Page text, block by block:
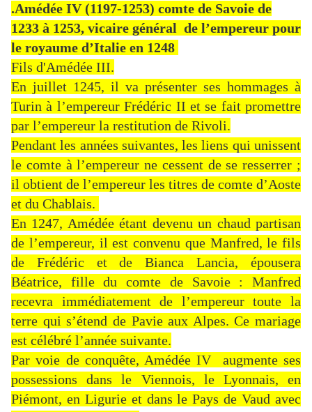
.Amédée IV (1197-1253) comte de Savoie de
1233 à 1253, vicaire général de l’empereur pour
le royaume d’Italie en 1248
Fils d'Amédée III.
En juillet 1245, il va présenter ses hommages à
Turin à l’empereur Frédéric II et se fait promettre
par l’empereur la restitution de Rivoli.
Pendant les années suivantes, les liens qui unissent
le comte à l’empereur ne cessent de se resserrer ;
il obtient de l’empereur les titres de comte d’Aoste
et du Chablais.
En 1247, Amédée étant devenu un chaud partisan
de l’empereur, il est convenu que Manfred, le fils
de Frédéric et de Bianca Lancia, épousera
Béatrice, fille du comte de Savoie : Manfred
recevra immédiatement de l’empereur toute la
terre qui s’étend de Pavie aux Alpes. Ce mariage
est célébré l’année suivante.
Par voie de conquête, Amédée IV augmente ses
possessions dans le Viennois, le Lyonnais, en
Piémont, en Ligurie et dans le Pays de Vaud avec